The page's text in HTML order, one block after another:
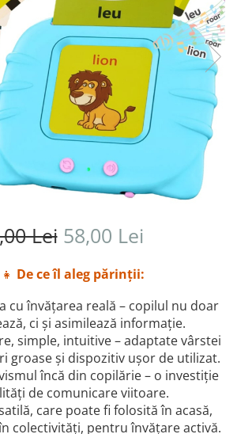
Lei 58,00 Lei
De ce îl aleg părinţii:
cu învăţarea reală – copilul nu doar
ci şi asimilează informaţie.
simple, intuitive – adaptate vârstei
groase şi dispozitiv uşor de utilizat.
încă din copilărie – o investiţie
de comunicare viitoare.
care poate fi folosită în acasă,
colectivităţi, pentru învăţare activă.